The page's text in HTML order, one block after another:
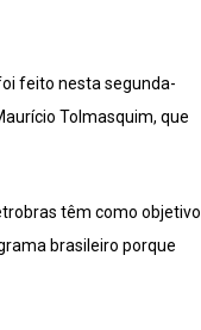
feito nesta segunda-
Tolmasquim, que
têm como objetivo
brasileiro porque